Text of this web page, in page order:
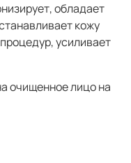
обладает
кожу
усиливает
очищенное лицо на